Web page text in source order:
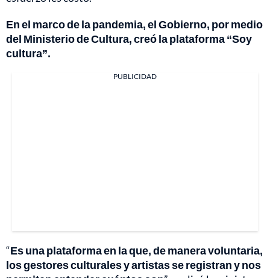
En el marco de la pandemia, el Gobierno, por medio
del Ministerio de Cultura, creó la plataforma “Soy
cultura”.
PUBLICIDAD
“Es una plataforma en la que, de manera voluntaria,
los gestores culturales y artistas se registran y nos